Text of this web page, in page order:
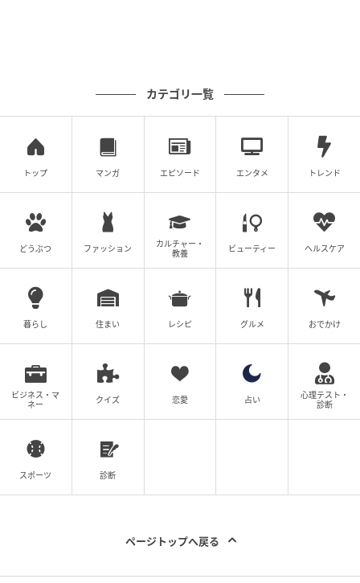
edit : RIE HONDA
web edit : TOMOKO KUNISHIGE
※記事の内容はsweet2026年4月号のものになります。
※画像・文章の無断転載はご遠慮ください。
元記事で読む
次の記事
【ハローキティ】森香澄がナビ♡ “大人可愛
い”「アイラブハローキティシリーズ」の新作
を全部見せ！
カテゴリ一覧
トップ マンガ エピソード エンタメ トレンド
どうぶつ ファッション
カルチャー・
教養
ビューティー ヘルスケア
暮らし 住まい レシピ グルメ おでかけ
ビジネス・マ
ネー
クイズ 恋愛 占い
心理テスト・
診断
スポーツ 診断
ページトップへ戻る